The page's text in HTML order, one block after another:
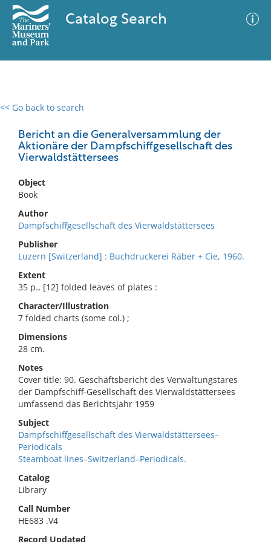
Catalog Search
<< Go back to search
Bericht an die Generalversammlung der
Aktionäre der Dampfschiffgesellschaft des
Vierwaldstättersees
Object
Book
Author
Dampfschiffgesellschaft des Vierwaldstättersees
Publisher
Luzern [Switzerland] : Buchdruckerei Räber + Cie, 1960.
Extent
35 p., [12] folded leaves of plates :
Character/Illustration
7 folded charts (some col.) ;
Dimensions
28 cm.
Notes
Cover title: 90. Geschäftsbericht des Verwaltungstares
der Dampfschiff-Gesellschaft des Vierwaldstättersees
umfassend das Berichtsjahr 1959
Subject
Dampfschiffgesellschaft des Vierwaldstättersees–
Periodicals
Steamboat lines–Switzerland–Periodicals.
Catalog
Library
Call Number
HE683 .V4
Record Updated
0 results